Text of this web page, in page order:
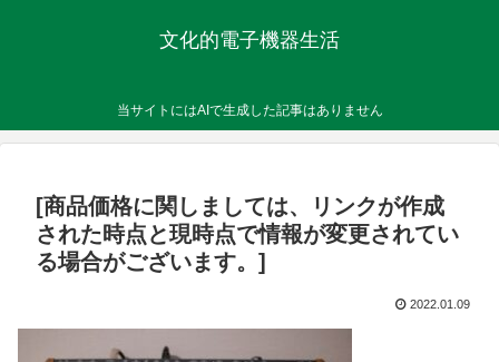
文化的電子機器生活
当サイトにはAIで生成した記事はありません
[商品価格に関しましては、リンクが作成
された時点と現時点で情報が変更されてい
る場合がございます。]
2022.01.09